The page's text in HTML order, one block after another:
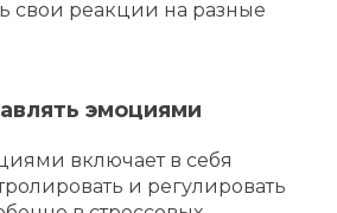
свои реакции на разные
эмоциями
включает в себя
и регулировать